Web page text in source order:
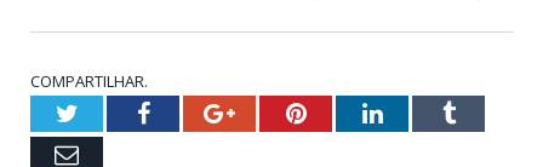
COMPARTILHAR.
TwitterFacebookGoogle+PinterestLinkedInTumblr
Email